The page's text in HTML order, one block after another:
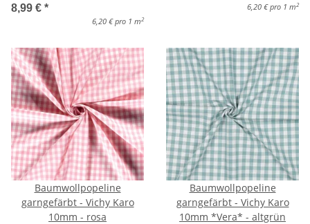
8,99 € *
6,20 € pro 1 m 2
6,20 € pro 1 m 2
Baumwollpopeline
garngefärbt - Vichy Karo
10mm - rosa
Baumwollpopeline
garngefärbt - Vichy Karo
10mm *Vera* - altgrün